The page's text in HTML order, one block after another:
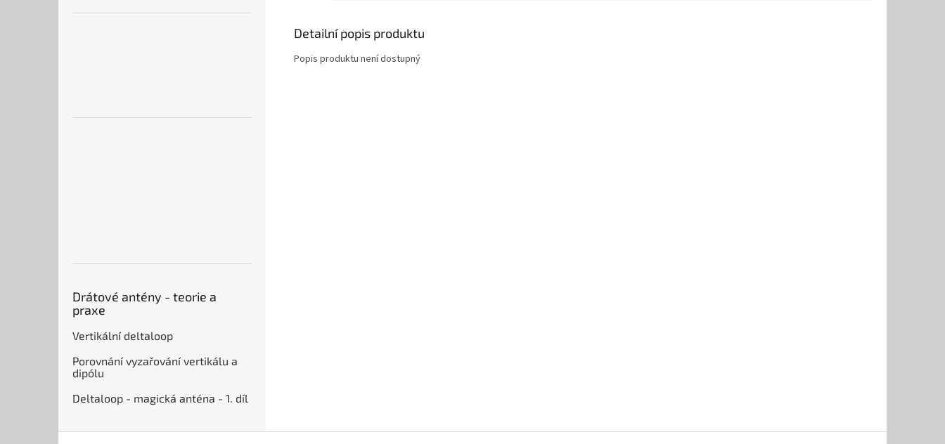
Drátové antény - teorie a
praxe
Vertikální deltaloop
Porovnání vyzařování vertikálu a
dipólu
Deltaloop - magická anténa - 1. díl
Detailní popis produktu
Popis produktu není dostupný